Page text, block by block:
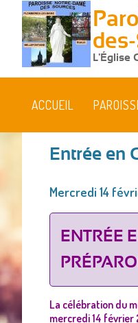
L'Église
ACCUEIL
êtes
ici
Entrée en
Mercredi 14
ENTRÉE
La célébration du
mercredi 14 février